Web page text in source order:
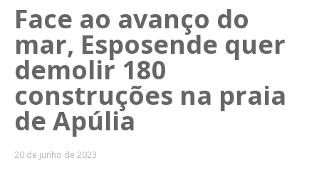
Face ao avanço do
mar, Esposende quer
demolir 180
construções na praia
de Apúlia
20 de junho de 2023